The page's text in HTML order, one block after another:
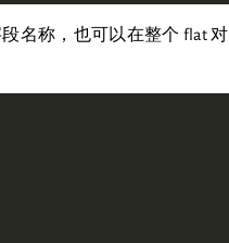
名称，也可以在整个 flat 对